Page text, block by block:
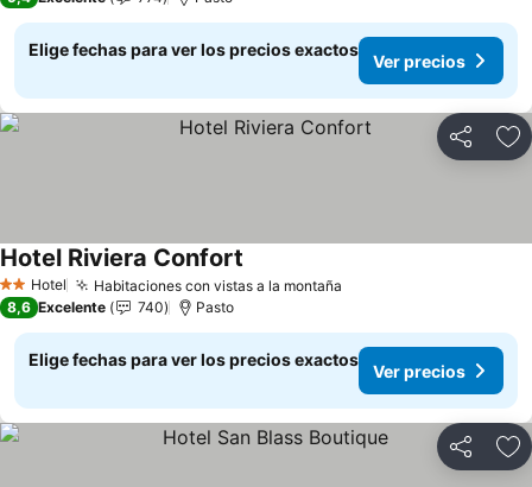
Elige fechas para ver los precios exactos
Ver precios
Compartir
2 Estrellas
Hotel Habitaciones con vistas a la montaña
Hotel Riviera Confort
8,6 Excelente 740 Pasto
Elige fechas para ver los precios exactos
Ver precios
Compartir